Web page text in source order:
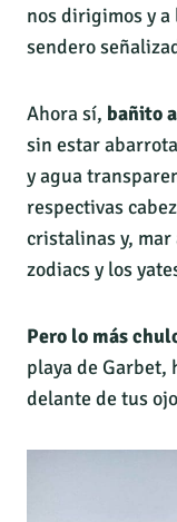
nos dirigimos y
sendero
Ahora sí, bañito
sin estar
y agua
respectivas
cristalinas y,
zodiacs y los
Pero lo más
playa de Garbet,
delante de tus